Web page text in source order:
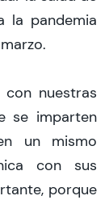
la pandemia
nuestras
se imparten
un mismo
con sus
porque